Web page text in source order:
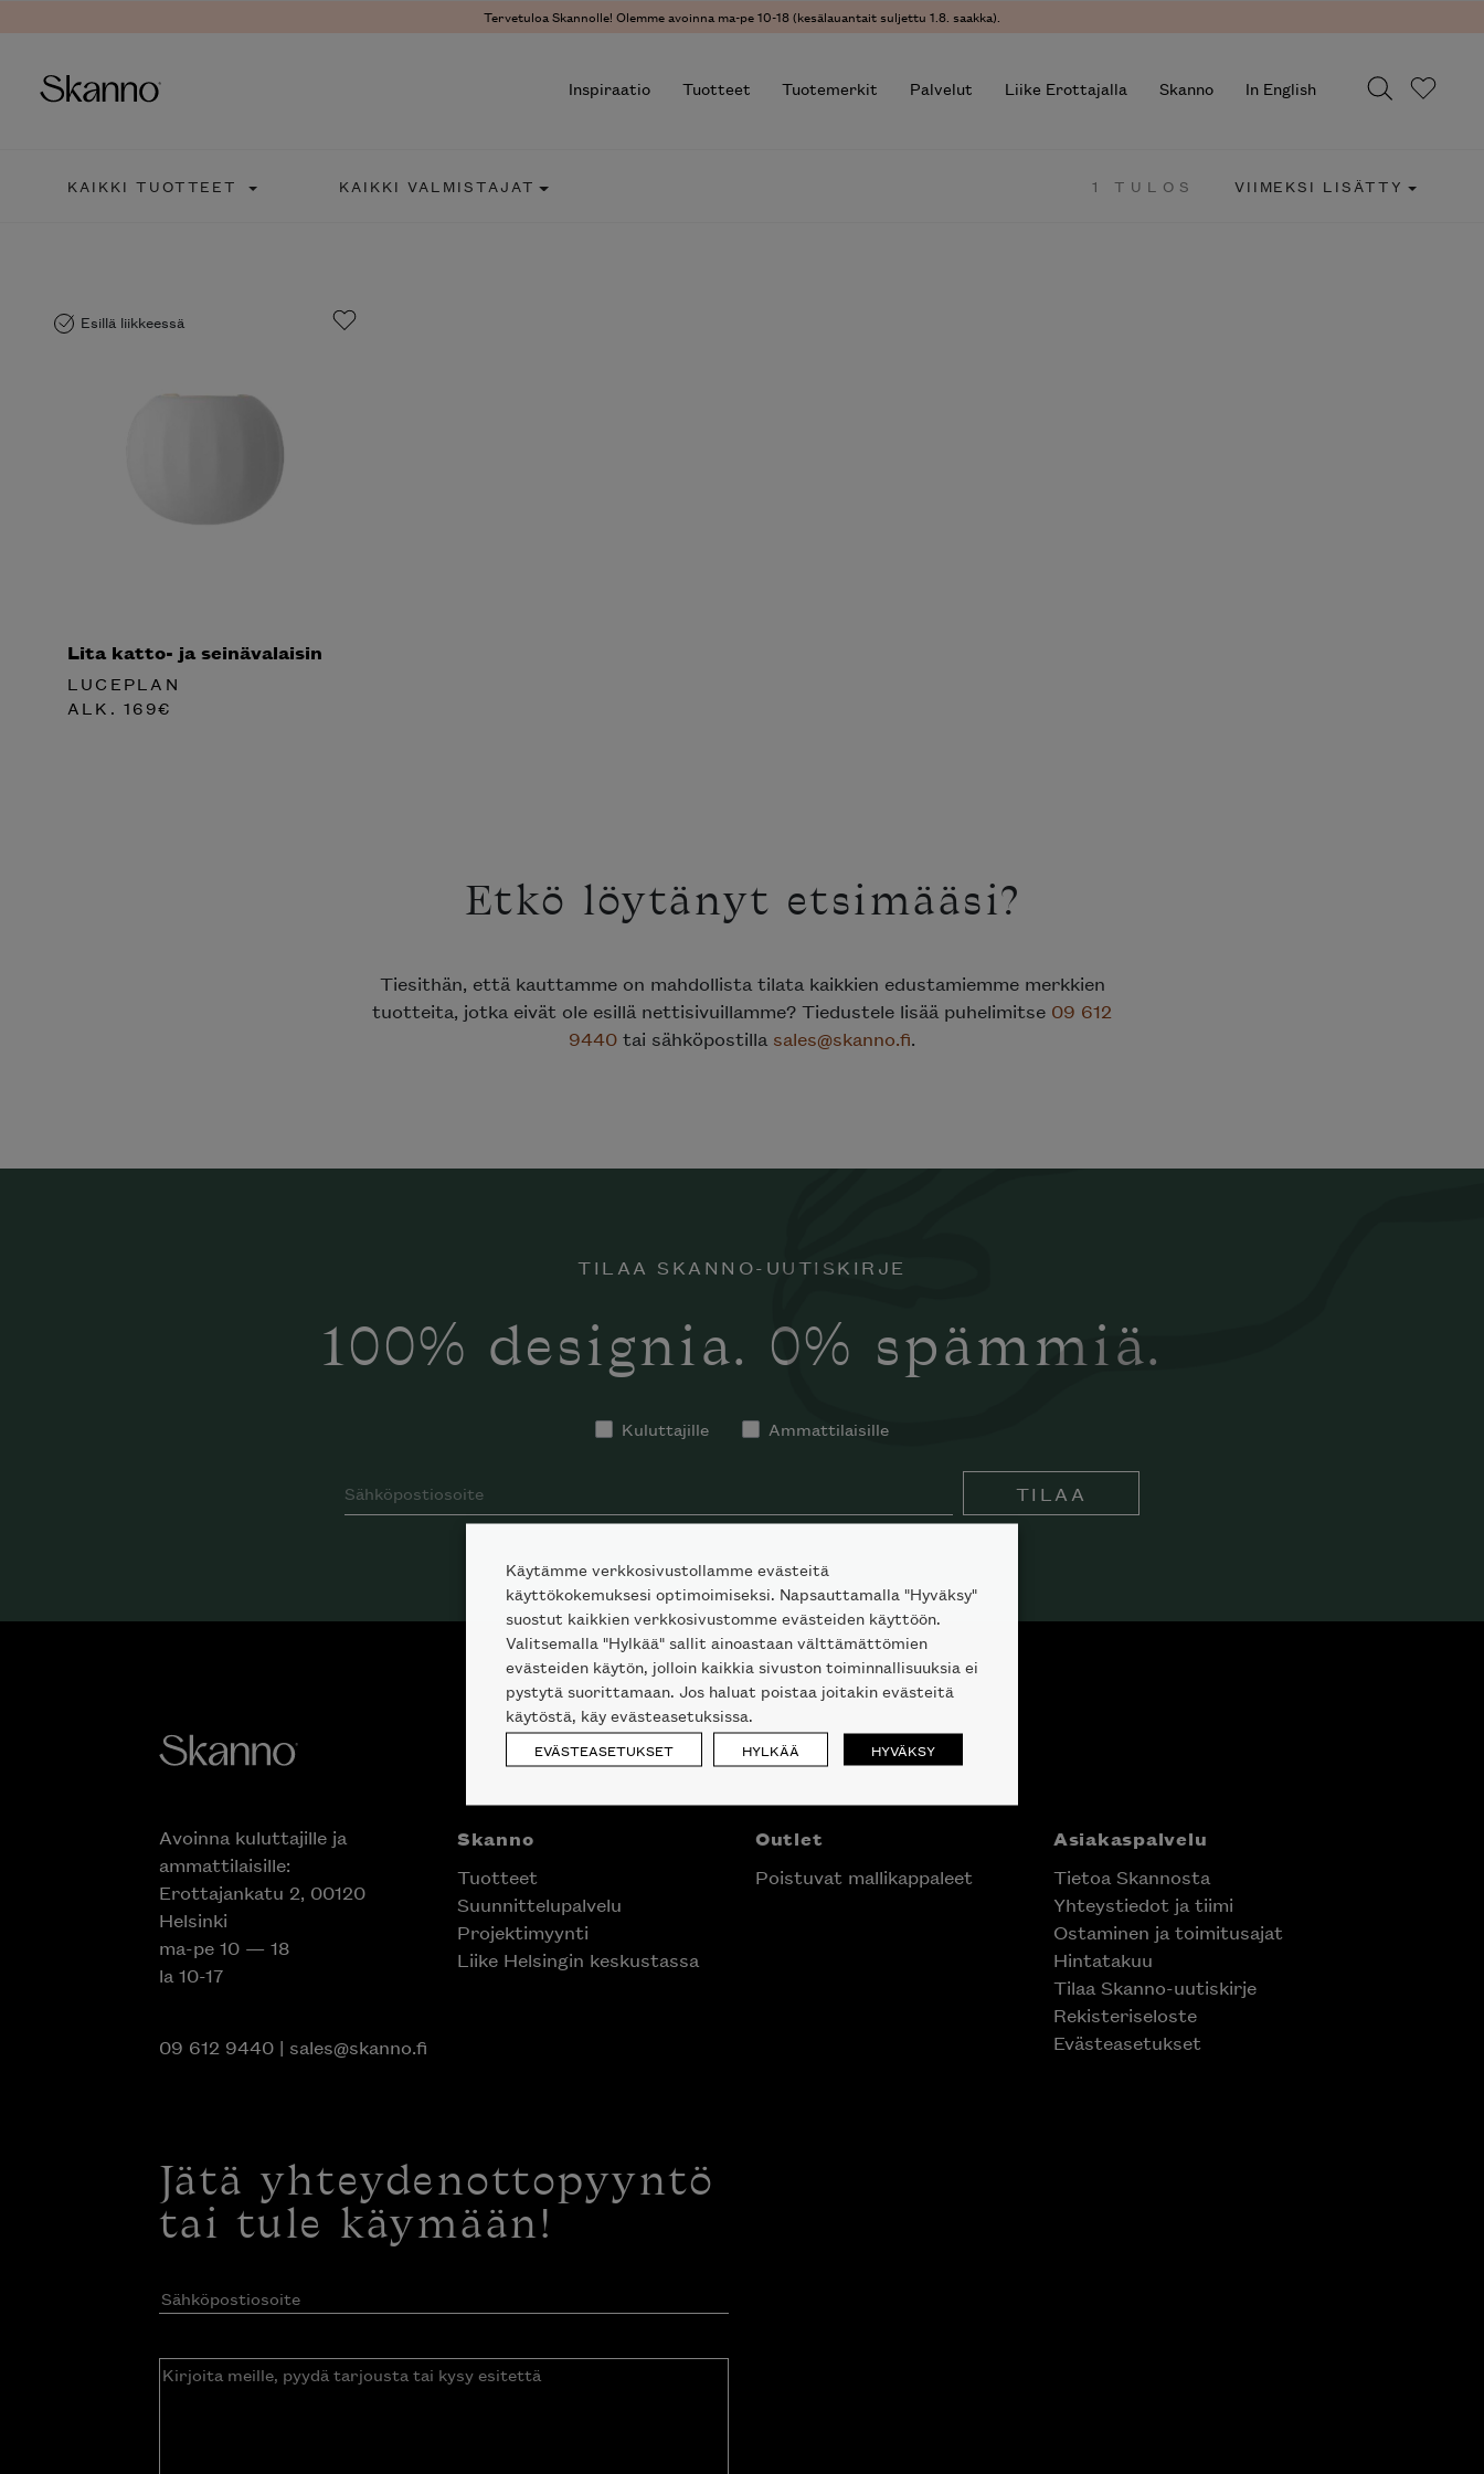
Tervetuloa Skannolle! Olemme avoinna ma-pe 10-18 (kesälauantait suljettu 1.8. saakka).
Inspiraatio Tuotteet Tuotemerkit Palvelut Liike Erottajalla Skanno In English
KAIKKI TUOTTEET KAIKKI VALMISTAJAT 1 TULOS VIIMEKSI LISÄTTY
Esillä liikkeessä
Lita katto- ja seinävalaisin
LUCEPLAN
ALK.169€
Etkö löytänyt etsimääsi?
Tiesithän, että kauttamme on mahdollista tilata kaikkien edustamiemme merkkien
tuotteita, jotka eivät ole esillä nettisivuillamme? Tiedustele lisää puhelimitse 09 612
9440 tai sähköpostilla sales@skanno.fi.
TILAA SKANNO-UUTISKIRJE
100% designia. 0% spämmiä.
Kuluttajille Ammattilaisille
TILAA
Avoinna kuluttajille ja
ammattilaisille:
Erottajankatu 2, 00120
Helsinki
ma-pe 10 — 18
la 10-17
09 612 9440| sales@skanno.fi
Skanno
Tuotteet
Suunnittelupalvelu
Projektimyynti
Liike Helsingin keskustassa
Outlet
Poistuvat mallikappaleet
Asiakaspalvelu
Tietoa Skannosta
Yhteystiedot ja tiimi
Ostaminen ja toimitusajat
Hintatakuu
Tilaa Skanno-uutiskirje
Rekisteriseloste
Evästeasetukset
Jätä yhteydenottopyyntö
tai tule käymään!
Sähköpostiosoite(Pakollinen)
Kirjoita
Käytämme verkkosivustollamme evästeitä
käyttökokemuksesi optimoimiseksi. Napsauttamalla "Hyväksy"
suostut kaikkien verkkosivustomme evästeiden käyttöön.
Valitsemalla "Hylkää" sallit ainoastaan välttämättömien
evästeiden käytön, jolloin kaikkia sivuston toiminnallisuuksia ei
pystytä suorittamaan. Jos haluat poistaa joitakin evästeitä
käytöstä, käy evästeasetuksissa.
EVÄSTEASETUKSET HYLKÄÄ HYVÄKSY